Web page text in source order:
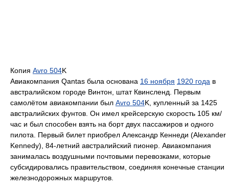
Копия Avro 504K
Авиакомпания Qantas была основана 16 ноября 1920 года в
австралийском городе Винтон, штат Квинсленд. Первым
самолётом авиакомпании был Avro 504K, купленный за 1425
австралийских фунтов. Он имел крейсерскую скорость 105 км/
час и был способен взять на борт двух пассажиров и одного
пилота. Первый билет приобрел Александр Кеннеди (Alexander
Kennedy), 84-летний австралийский пионер. Авиакомпания
занималась воздушными почтовыми перевозками, которые
субсидировались правительством, соединяя конечные станции
железнодорожных маршрутов.